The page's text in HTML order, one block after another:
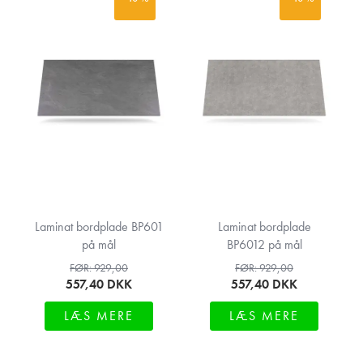
Laminat bordplade BP601
på mål
FØR: 929,00
557,40 DKK
LÆS MERE
Laminat bordplade
BP6012 på mål
FØR: 929,00
557,40 DKK
LÆS MERE